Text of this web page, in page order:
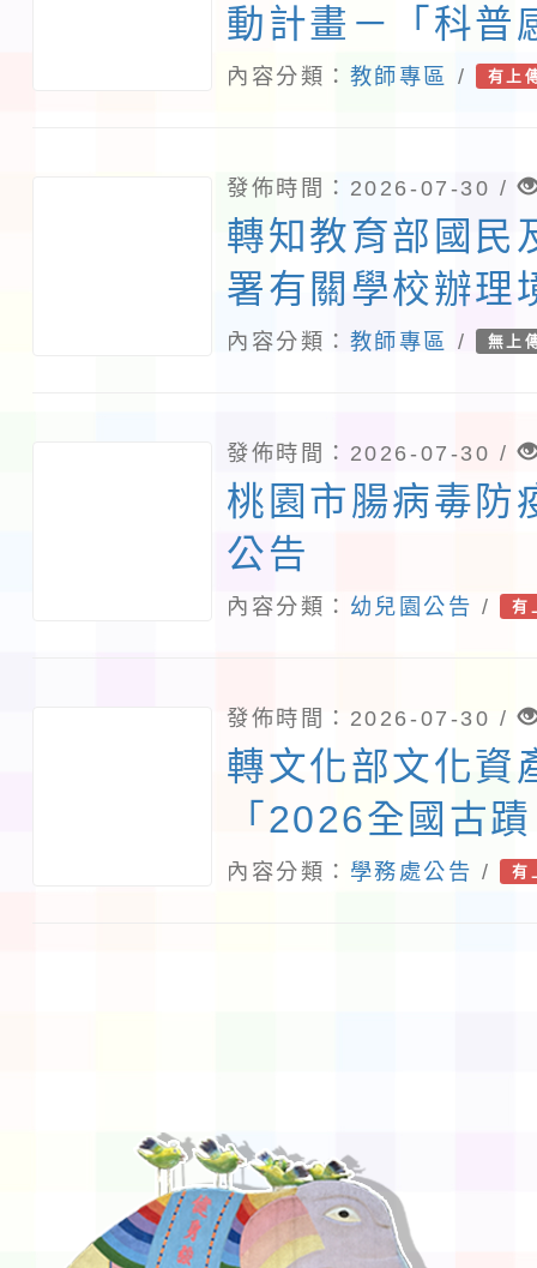
動計畫－「科普
無界 」子計畫
請踴躍參 加，
內容分類： 教師專區 / 有上
發佈時間：2026-07-30 /
轉知教育部國民
署有關學校辦理
文教學應使用正
內容分類： 教師專區 / 無上
發佈時間：2026-07-30 /
桃園市腸病毒防
公告
內容分類： 幼兒園公告 / 有
發佈時間：2026-07-30 /
轉文化部文化資
「2026全國古
相關資訊，請踴
內容分類： 學務處公告 / 有